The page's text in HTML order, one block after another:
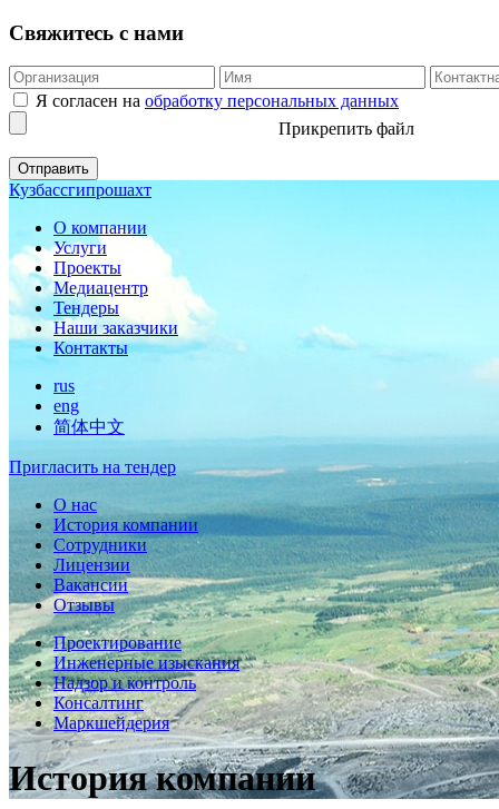
Свяжитесь с нами
Я согласен на обработку персональных данных
Прикрепить файл
Кузбассгипрошахт
О компании
Услуги
Проекты
Медиацентр
Тендеры
Наши заказчики
Контакты
rus
eng
简体中文
Пригласить на тендер
О нас
История компании
Сотрудники
Лицензии
Вакансии
Отзывы
Проектирование
Инженерные изыскания
Надзор и контроль
Консалтинг
Маркшейдерия
История компании